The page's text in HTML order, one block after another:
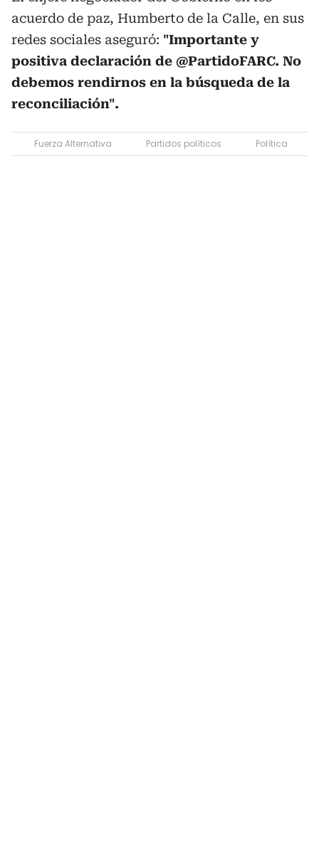
acuerdo de paz, Humberto de la Calle, en sus
redes sociales aseguró: "Importante y
positiva declaración de @PartidoFARC. No
debemos rendirnos en la búsqueda de la
reconciliación".
Fuerza Alternativa Partidos políticos Política